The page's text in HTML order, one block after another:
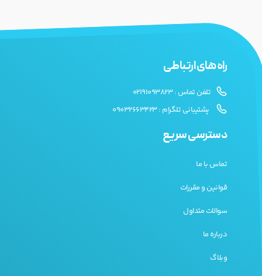
راه های ارتباطی
تلفن تماس : 02191093823
پشتیبانی تلگرام : 09032663423
دسترسی سریع
تماس با ما
قوانین و مقررات
سوالات متداول
درباره ما
وبلاگ